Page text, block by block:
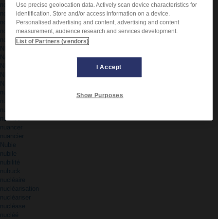
noyautage
noyauter
noyé
noyer
noyer
nu
nuage
nuageux
nuance
nuancer
nuancier
Nubie
nubile
nubilité
nubuck
nucléaire
nucléarisation
nucléariser
nucléase
nucléé
Use precise geolocation data. Actively scan device characteristics for
identification. Store and/or access information on a device.
Personalised advertising and content, advertising and content
measurement, audience research and services development.
List of Partners (vendors)
I Accept
Show Purposes